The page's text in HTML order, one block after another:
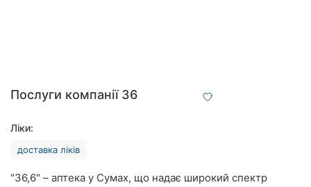
Послуги компанії 36
Ліки:
доставка ліків
"36,6" – аптека у Сумах, що надає широкий спектр